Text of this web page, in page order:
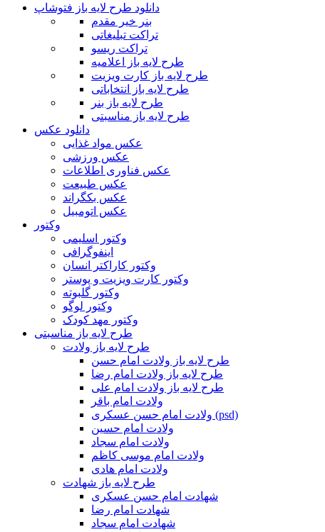
دانلود طرح لایه باز فتوشاپ
بنر خیر مقدم
تراکت تبلیغاتی
تراکت ریسو
طرح لایه باز اعلامیه
طرح لایه باز کارت ویزیت
طرح لایه باز انتخاباتی
طرح لایه باز بنر
طرح لایه باز مناسبتی
دانلود عکس
عکس مواد غذایی
عکس ورزشی
عکس فناوری اطلاعات
عکس طبیعت
عکس بکگراند
عکس اتومبیل
وکتور
وکتور اسلیمی
اینفوگرافی
وکتور کاراکتر انسان
وکتور کارت ویزیت و پوستر
وکتور گلبوته
وکتور لوگو
وکتور مهد کودک
طرح لایه باز مناسبتی
طرح لایه باز ولادت
طرح لایه باز ولادت امام حسن
طرح لایه باز ولادت امام رضا
طرح لایه باز ولادت امام علی
ولادت امام باقر
ولادت امام حسن عسکری (psd)
ولادت امام حسین
ولادت امام سجاد
ولادت امام موسی کاظم
ولادت امام هادی
طرح لایه باز شهادت
شهادت امام حسن عسکری
شهادت امام رضا
شهادت امام سجاد